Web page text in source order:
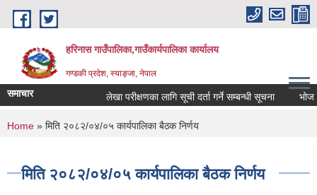
Skip to main content
हरिनास गाउँपालिका,गाउँकार्यपालिका कार्यालय
गण्डकी प्रदेश, स्याङ्जा, नेपाल
समाचार लेखा परीक्षणका लागि सूची दर्ता गर्ने सम्बन्धी सूचना भोज
You are here
Home » मिति २०८२/०४/०५ कार्यपालिका बैठक निर्णय
मिति २०८२/०४/०५ कार्यपालिका बैठक निर्णय